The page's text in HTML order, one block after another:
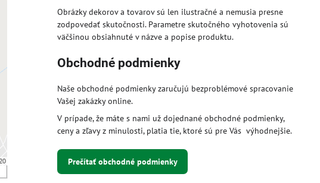
Obrázky dekorov a tovarov sú len ilustračné a nemusia presne
zodpovedať skutočnosti. Parametre skutočného vyhotovenia sú
väčšinou obsiahnuté v názve a popise produktu.
Obchodné podmienky
Naše obchodné podmienky zaručujú bezproblémové spracovanie
Vašej zakázky online.
V prípade, že máte s nami už dojednané obchodné podmienky,
ceny a zľavy z minulosti, platia tie, ktoré sú pre Vás výhodnejšie.
Prečítať obchodné podmienky